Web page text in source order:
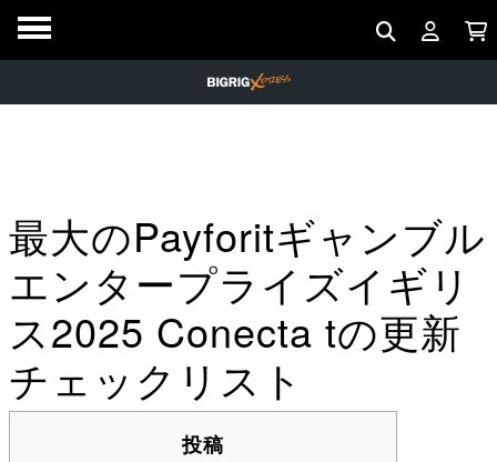
最大のPayforitギャンブル
エンタープライズイギリ
ス2025 Conecta tの更新
チェックリスト
投稿